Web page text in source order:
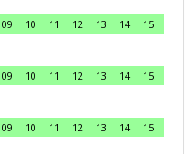
09 10 11 12 13 14
15
09 10 11 12 13 14
15
09 10 11 12 13 14
15